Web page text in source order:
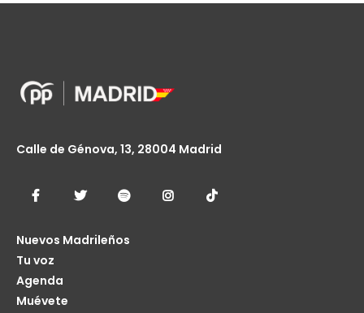
Calle de Génova, 13, 28004 Madrid
Nuevos Madrileños
Tu voz
Agenda
Muévete